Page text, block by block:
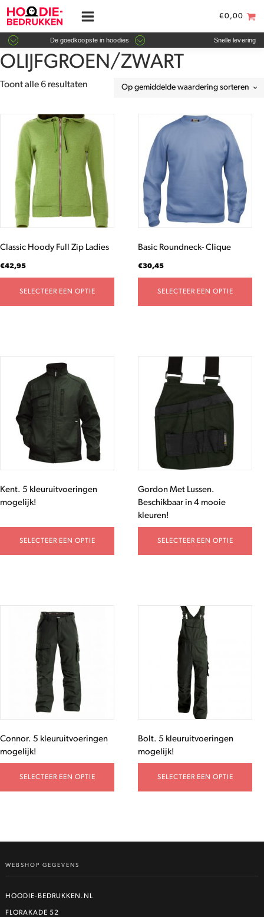
€0,00
De goedkoopste in hoodies Snelle levering
OLIJFGROEN/ZWART
Toont alle 6 resultaten Gesorteerd
waardering
Classic Hoody Full Zip Ladies
€42,95
SELECTEER EEN OPTIE
product
heeft
meerdere
variaties.
Deze
optie
gekozen
op
de
Basic Roundneck- Clique
€30,45
SELECTEER EEN OPTIE
product
heeft
meerdere
variaties.
Deze
optie
kan
gekozen
op
de
Kent. 5 kleuruitvoeringen
mogelijk!
SELECTEER EEN OPTIE
Gordon Met Lussen.
Beschikbaar in 4 mooie
kleuren!
SELECTEER EEN OPTIE
Connor. 5 kleuruitvoeringen
mogelijk!
SELECTEER EEN OPTIE
Bolt. 5 kleuruitvoeringen
mogelijk!
SELECTEER EEN OPTIE
WEBSHOP GEGEVENS
HOODIE-BEDRUKKEN.NL
FLORAKADE 52